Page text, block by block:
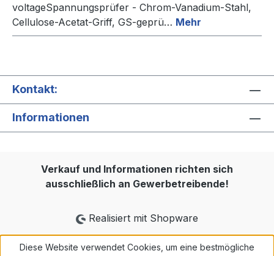
voltageSpannungsprüfer - Chrom-Vanadium-Stahl,
Cellulose-Acetat-Griff, GS-geprü… Mehr
Kontakt:
Informationen
Verkauf und Informationen richten sich
ausschließlich an Gewerbetreibende!
Realisiert mit Shopware
Diese Website verwendet Cookies, um eine bestmögliche